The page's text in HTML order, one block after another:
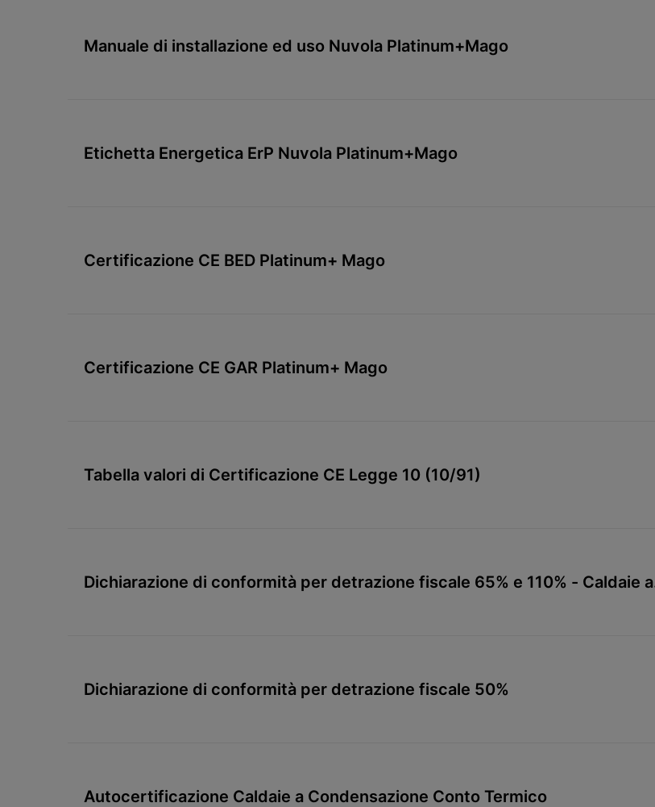
Manuale di installazione ed uso Nuvola Platinum+Mago
Etichetta Energetica ErP Nuvola Platinum+Mago
Certificazione CE BED Platinum+ Mago
Certificazione CE GAR Platinum+ Mago
Tabella valori di Certificazione CE Legge 10 (10/91)
Dichiarazione di conformità per detrazione fiscale 65% e 110% - Caldaie a
Dichiarazione di conformità per detrazione fiscale 50%
Autocertificazione Caldaie a Condensazione Conto Termico